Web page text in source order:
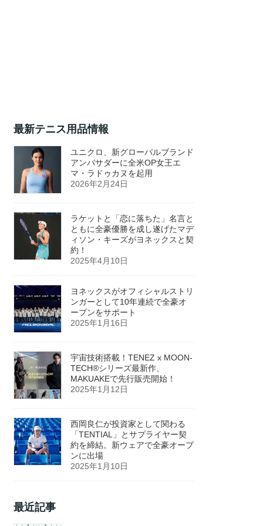
最新テニス用品情報
ユニクロ、新グローバルブランド
アンバサダーに全米OP女王エ
マ・ラドゥカヌを起用
2026年2月24日
ラケットと「恋に落ちた」名言と
ともに全豪優勝を成し遂げたマデ
ィソン・キーズがヨネックスと契
約！
2025年4月10日
ヨネックスがオフィシャルストリ
ンガーとして10年連続で全豪オ
ープンをサポート
2025年1月16日
宇宙技術搭載！TENEZ x MOON-
TECH®シリーズ最新作、
MAKUAKEで先行販売開始！
2025年1月12日
西岡良仁が投資家として関わる
「TENTIAL」とサプライヤー契
約を締結。新ウェアで全豪オープ
ンに出場
2025年1月10日
最近記事